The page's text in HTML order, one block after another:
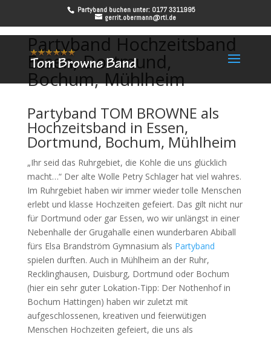
Partyband buchen unter: 0177 3311995
gerrit.obermann@rtl.de
Partyband Hochzeitsband
Essen, Dortmund,
Bochum, Mühlheim
Partyband TOM BROWNE als
Hochzeitsband in Essen,
Dortmund, Bochum, Mühlheim
„Ihr seid das Ruhrgebiet, die Kohle die uns glücklich
macht…“ Der alte Wolle Petry Schlager hat viel wahres.
Im Ruhrgebiet haben wir immer wieder tolle Menschen
erlebt und klasse Hochzeiten gefeiert. Das gilt nicht nur
für Dortmund oder gar Essen, wo wir unlängst in einer
Nebenhalle der Grugahalle einen wunderbaren Abiball
fürs Elsa Brandström Gymnasium als Partyband
spielen durften. Auch in Mühlheim an der Ruhr,
Recklinghausen, Duisburg, Dortmund oder Bochum
(hier ein sehr guter Lokation-Tipp: Der Nothenhof in
Bochum Hattingen) haben wir zuletzt mit
aufgeschlossenen, kreativen und feierwütigen
Menschen Hochzeiten gefeiert, die uns als